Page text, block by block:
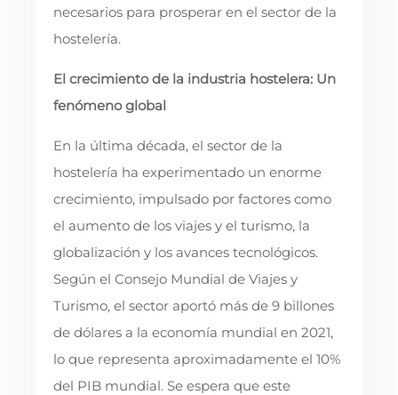
necesarios para prosperar en el sector de la
hostelería.
El crecimiento de la industria hostelera: Un
fenómeno global
En la última década, el sector de la
hostelería ha experimentado un enorme
crecimiento, impulsado por factores como
el aumento de los viajes y el turismo, la
globalización y los avances tecnológicos.
Según el Consejo Mundial de Viajes y
Turismo, el sector aportó más de 9 billones
de dólares a la economía mundial en 2021,
lo que representa aproximadamente el 10%
del PIB mundial. Se espera que este